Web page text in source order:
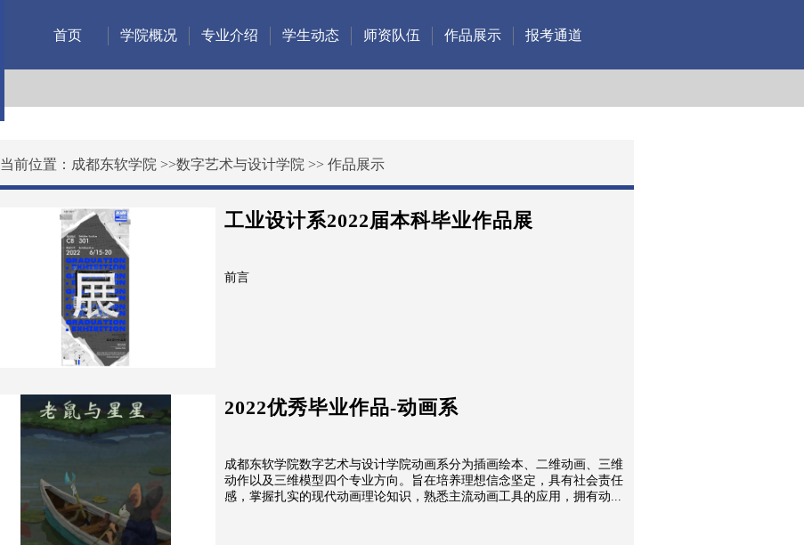
首页 学院概况 专业介绍 学生动态 师资队伍 作品展示 报考通道
当前位置： 成都东软学院 >>数字艺术与设计学院 >> 作品展示
工业设计系2022届本科毕业作品展
前言
2022优秀毕业作品-动画系
成都东软学院数字艺术与设计学院动画系分为插画绘本、二维动画、三维
动作以及三维模型四个专业方向。旨在培养理想信念坚定，具有社会责任
感，掌握扎实的现代动画理论知识，熟悉主流动画工具的应用，拥有动...